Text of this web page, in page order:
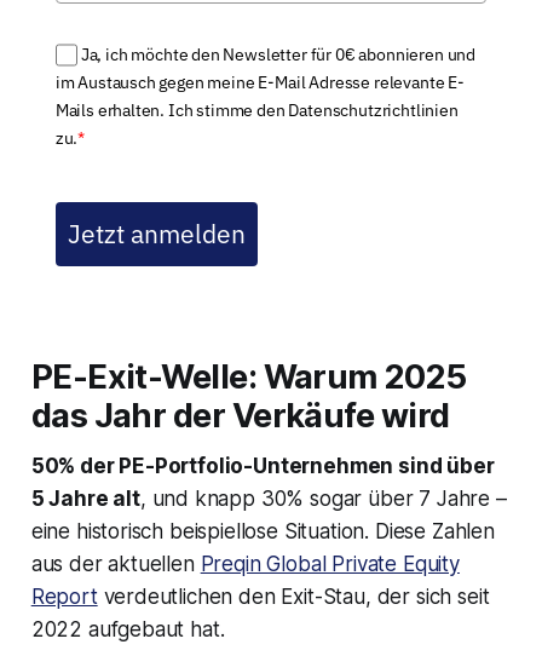
Ja, ich möchte den Newsletter für 0€ abonnieren und
im Austausch gegen meine E-Mail Adresse relevante E-
Mails erhalten. Ich stimme den Datenschutzrichtlinien
zu.*
Jetzt anmelden
PE-Exit-Welle: Warum 2025
das Jahr der Verkäufe wird
50% der PE-Portfolio-Unternehmen sind über
5 Jahre alt, und knapp 30% sogar über 7 Jahre –
eine historisch beispiellose Situation. Diese Zahlen
aus der aktuellen Preqin Global Private Equity
Reportverdeutlichen den Exit-Stau, der sich seit
2022 aufgebaut hat.